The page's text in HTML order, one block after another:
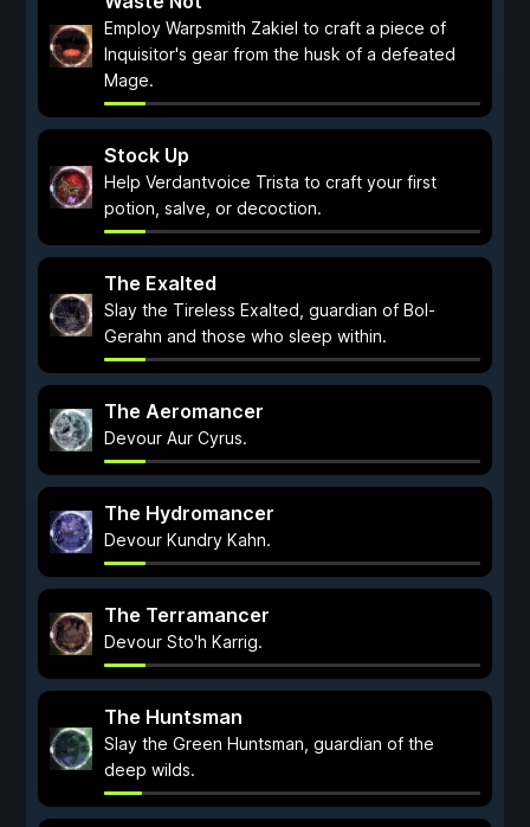
Employ Warpsmith Zakiel to craft a piece of
Inquisitor's gear from the husk of a defeated
Mage.
Stock Up
Help Verdantvoice Trista to craft your first
potion, salve, or decoction.
The Exalted
Slay the Tireless Exalted, guardian of Bol-
Gerahn and those who sleep within.
The Aeromancer
Devour Aur Cyrus.
The Hydromancer
Devour Kundry Kahn.
The Terramancer
Devour Sto'h Karrig.
The Huntsman
Slay the Green Huntsman, guardian of the
deep wilds.